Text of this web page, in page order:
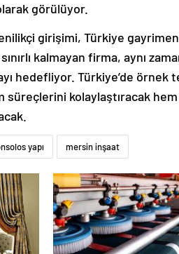
görülüyor.
girişimi, Türkiye
kalmayan firma, aynı
hedefliyor. Türkiye’de örnek
süreçlerini kolaylaştıracak
yapı mersin inşaat